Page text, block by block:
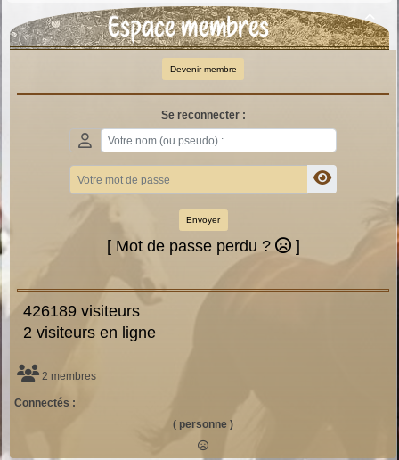
Espace membres
Devenir membre
Se reconnecter :
Envoyer
[ Mot de passe perdu ? ]
426189 visiteurs
2 visiteurs en ligne
2 membres
Connectés :
( personne )